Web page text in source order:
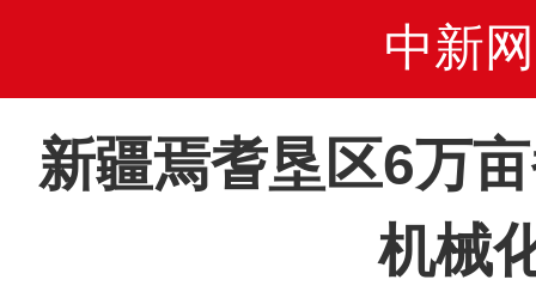
中新网
新疆焉耆垦区6万
机械